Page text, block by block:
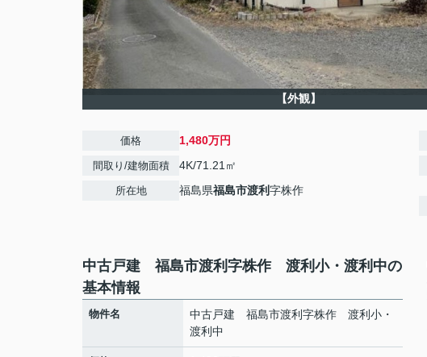
【外観】
価格 1,480万円
間取り/建物面積 4K/71.21㎡
所在地 福島県福島市渡利字株作
中古戸建 福島市渡利字株作 渡利小・渡利中の
基本情報
物件名
中古戸建 福島市渡利字株作 渡利小・
渡利中